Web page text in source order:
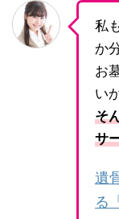
私
か
お
い
そ
サ
遺
る